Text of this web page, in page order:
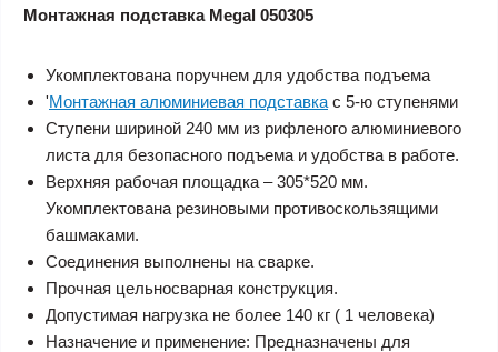
Монтажная подставка Megal 050305
Укомплектована поручнем для удобства подъема
'Монтажная алюминиевая подставка с 5-ю ступенями
Ступени шириной 240 мм из рифленого алюминиевого
листа для безопасного подъема и удобства в работе.
Верхняя рабочая площадка – 305*520 мм.
Укомплектована резиновыми противоскользящими
башмаками.
Соединения выполнены на сварке.
Прочная цельносварная конструкция.
Допустимая нагрузка не более 140 кг ( 1 человека)
Назначение и применение: Предназначены для